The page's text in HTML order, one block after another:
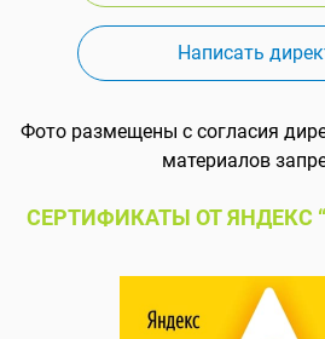
Написать
Фото размещены с согласия
материалов
СЕРТИФИКАТЫ ОТ ЯНДЕКС